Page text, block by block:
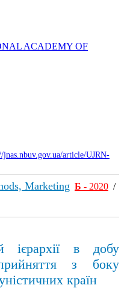
ACADEMY OF
jnas.nbuv.gov.ua/article/UJRN-
Marketing Б - 2020 /
ієрархії в добу
з боку
країн